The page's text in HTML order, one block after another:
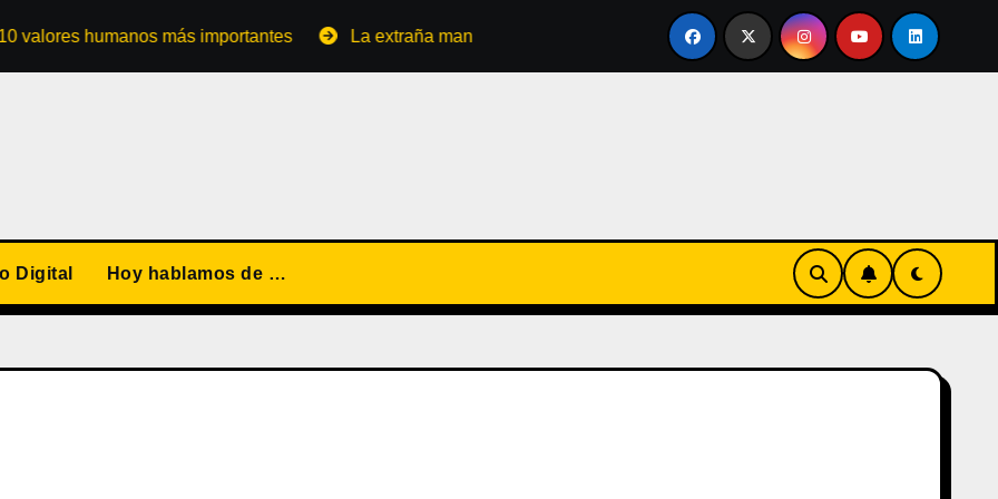
humanos más importantes La extraña manera de convertirse en familia El primer tour de la India Chiquitina
Digital Hoy hablamos de …